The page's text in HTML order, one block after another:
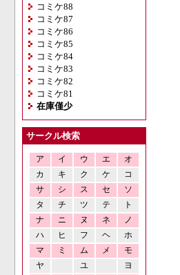
コミケ88
コミケ87
コミケ86
コミケ85
コミケ84
コミケ83
コミケ82
コミケ81
在庫僅少
サークル検索
ア イ ウ エ
オ
カ
キ ク ケ
コ
サ
シ ス セ
ソ
タ
チ ツ テ
ト
ナ
ニ ヌ ネ
ノ
ハ
ヒ フ ヘ
ホ
マ
ミ ム メ
モ
ヤ
ユ
ヨ